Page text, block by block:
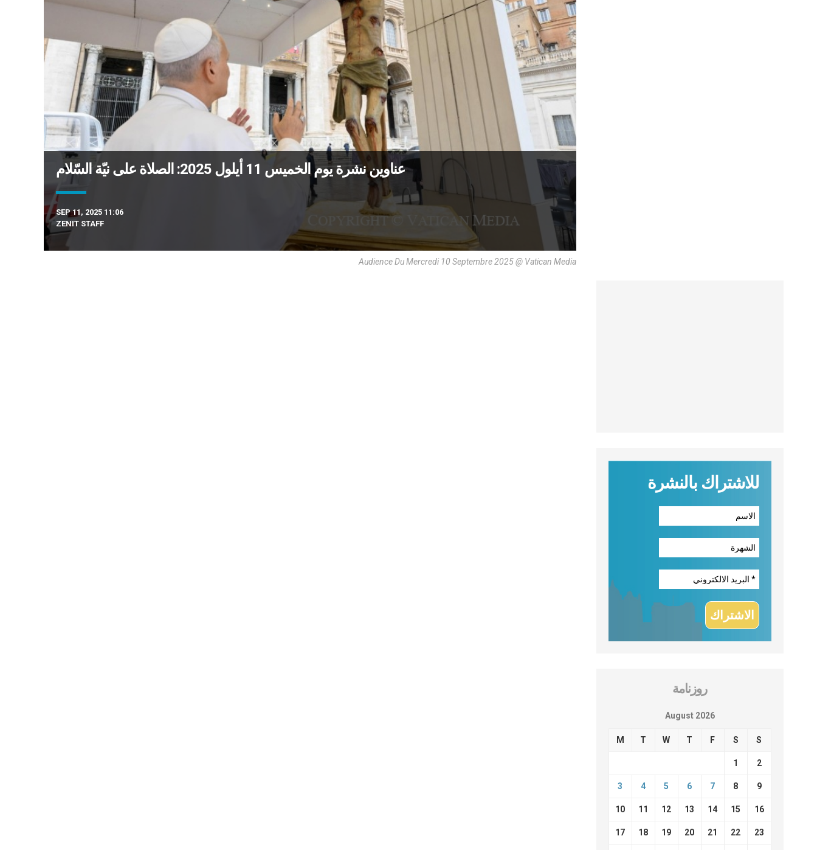
عناوين نشرة يوم الخميس 11 أيلول 2025: الصلاة على نيّة السّلام
SEP 11, 2025 11:06
ZENIT STAFF
Audience Du Mercredi 10 Septembre 2025 @ Vatican Media
للاشتراك بالنشرة
روزنامة
August 2026
M T W T F S S
1 2
3 4 5 6 7 8 9
10 11 12 13 14 15 16
17 18 19 20 21 22 23